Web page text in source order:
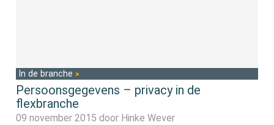
In de branche
Persoonsgegevens – privacy in de
flexbranche
09 november 2015 door Hinke Wever